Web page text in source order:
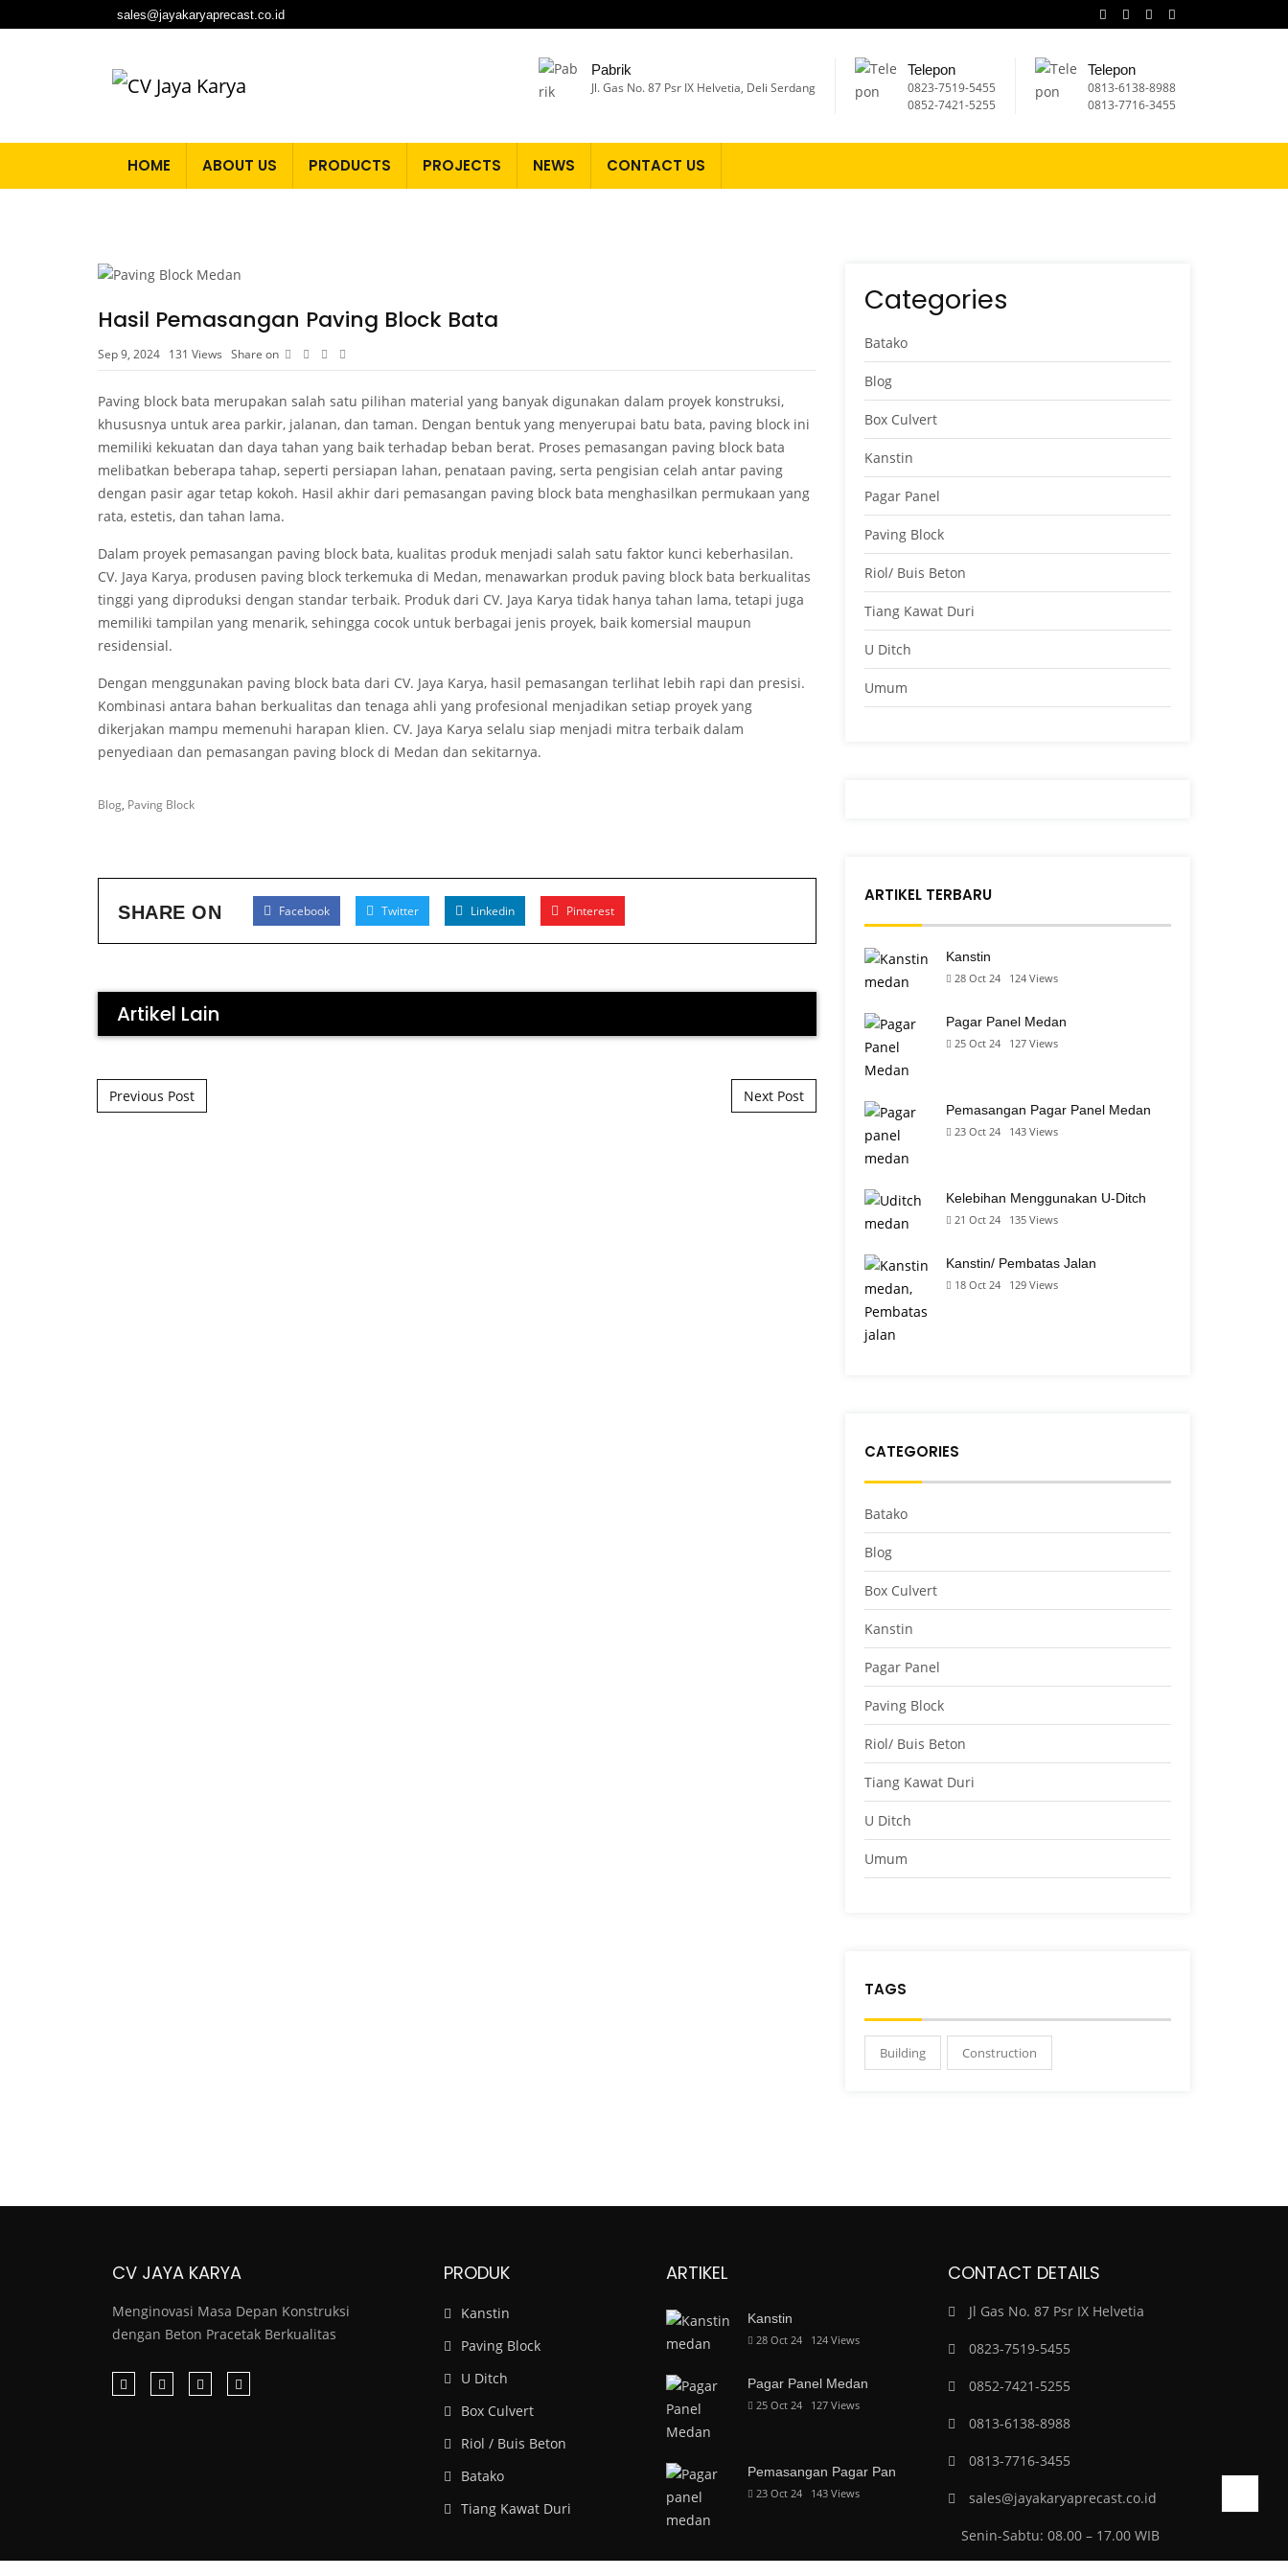
sales@jayakaryaprecast.co.id
Pabrik
Jl. Gas No. 87 Psr IX Helvetia, Deli Serdang
Telepon
0823-7519-5455
0852-7421-5255
Telepon
⁠0813-6138-8988
0813-7716-3455
HOME ABOUT US PRODUCTS PROJECTS NEWS CONTACT US
Hasil Pemasangan Paving Block Bata
Sep 9, 2024 131 Views Share on
Paving block bata merupakan salah satu pilihan material yang banyak digunakan dalam proyek konstruksi,
khususnya untuk area parkir, jalanan, dan taman. Dengan bentuk yang menyerupai batu bata, paving block ini
memiliki kekuatan dan daya tahan yang baik terhadap beban berat. Proses pemasangan paving block bata
melibatkan beberapa tahap, seperti persiapan lahan, penataan paving, serta pengisian celah antar paving
dengan pasir agar tetap kokoh. Hasil akhir dari pemasangan paving block bata menghasilkan permukaan yang
rata, estetis, dan tahan lama.
Dalam proyek pemasangan paving block bata, kualitas produk menjadi salah satu faktor kunci keberhasilan.
CV. Jaya Karya, produsen paving block terkemuka di Medan, menawarkan produk paving block bata berkualitas
tinggi yang diproduksi dengan standar terbaik. Produk dari CV. Jaya Karya tidak hanya tahan lama, tetapi juga
memiliki tampilan yang menarik, sehingga cocok untuk berbagai jenis proyek, baik komersial maupun
residensial.
Dengan menggunakan paving block bata dari CV. Jaya Karya, hasil pemasangan terlihat lebih rapi dan presisi.
Kombinasi antara bahan berkualitas dan tenaga ahli yang profesional menjadikan setiap proyek yang
dikerjakan mampu memenuhi harapan klien. CV. Jaya Karya selalu siap menjadi mitra terbaik dalam
penyediaan dan pemasangan paving block di Medan dan sekitarnya.
Blog, Paving Block
SHARE ON Facebook Twitter Linkedin Pinterest
Artikel Lain
Post navigation
Previous Post Next Post
Categories
Batako
Blog
Box Culvert
Kanstin
Pagar Panel
Paving Block
Riol/ Buis Beton
Tiang Kawat Duri
U Ditch
Umum
ARTIKEL TERBARU
Kanstin
28 Oct 24 124 Views
Pagar Panel Medan
25 Oct 24 127 Views
Pemasangan Pagar Panel Medan
23 Oct 24 143 Views
Kelebihan Menggunakan U-Ditch
21 Oct 24 135 Views
Kanstin/ Pembatas Jalan
18 Oct 24 129 Views
CATEGORIES
Batako
Blog
Box Culvert
Kanstin
Pagar Panel
Paving Block
Riol/ Buis Beton
Tiang Kawat Duri
U Ditch
Umum
TAGS
Building Construction
CV JAYA KARYA
Menginovasi Masa Depan Konstruksi
dengan Beton Pracetak Berkualitas
PRODUK
Kanstin
Paving Block
U Ditch
Box Culvert
Riol / Buis Beton
Batako
Tiang Kawat Duri
ARTIKEL
Kanstin
28 Oct 24 124 Views
Pagar Panel Medan
25 Oct 24 127 Views
Pemasangan Pagar Pan
23 Oct 24 143 Views
CONTACT DETAILS
Jl Gas No. 87 Psr IX Helvetia
0823-7519-5455
0852-7421-5255
0813-6138-8988
0813-7716-3455
sales@jayakaryaprecast.co.id
Senin-Sabtu: 08.00 – 17.00 WIB